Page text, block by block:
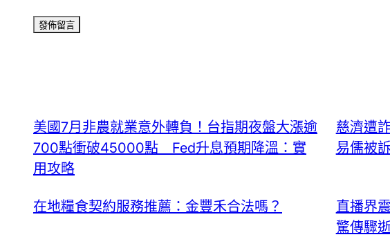
美國7月非農就業意外轉負！台指期夜盤大漲逾
700點衝破45000點 Fed升息預期降溫：實
用攻略
慈濟遭
易儒被
在地糧食契約服務推薦：金豐禾合法嗎？
直播界
驚傳驟